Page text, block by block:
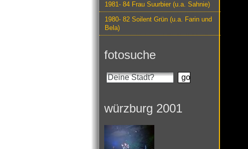
1981- 84 Frau Suurbier (u.a. Sahnie)
1980- 82 Soilent Grün (u.a. Farin und
Bela)
fotosuche
würzburg 2001